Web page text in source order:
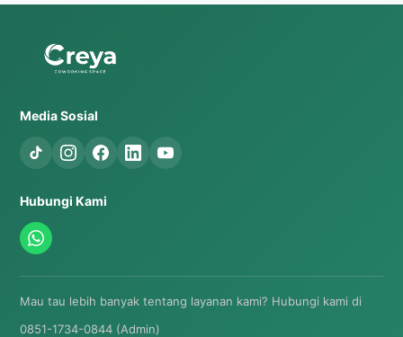
Media Sosial
Hubungi Kami
Mau tau lebih banyak tentang layanan kami? Hubungi kami di
0851-1734-0844 (Admin)